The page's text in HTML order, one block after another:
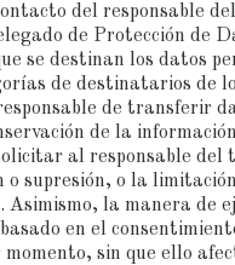
del responsable
de Protección de
se destinan los datos
de destinatarios de
de transferir
de la
al responsable
o supresión, o la
la manera de
en el
sin que ello